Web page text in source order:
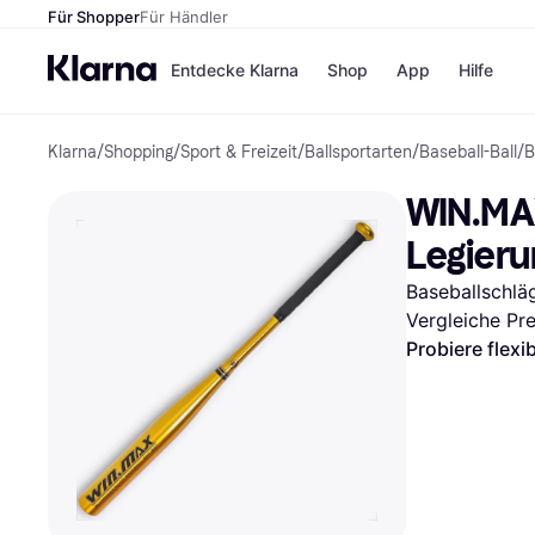
Für ShopperFür Händler
Entdecke Klarna
Zahlungsmethoden
Sofort bezahlen
Bezahle in 3
Teilzahlungen
Bezahle in bis zu 30
Ratenzahlung
Shop
Shops
H&M
Temu
App Hilfe
Klarna/Shopping/Sport & Freizeit/Ballsportarten/Baseball-Ball /
Vergleiche
Probiere